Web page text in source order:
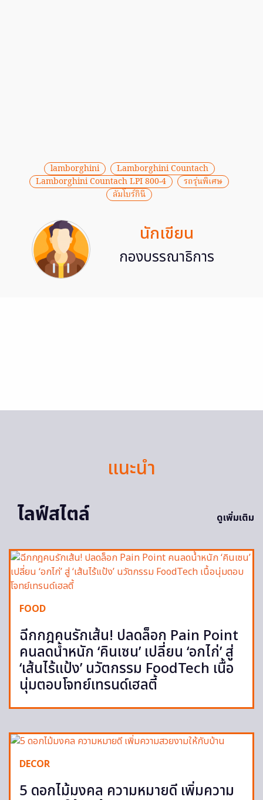
lamborghini
Lamborghini Countach
Lamborghini Countach LPI 800-4
รถรุ่นพิเศษ
ลัมโบร์กินี
นักเขียน
กองบรรณาธิการ
แนะนำ
ไลฟ์สไตล์
ดูเพิ่มเติม
FOOD
ฉีกกฎคนรักเส้น! ปลดล็อก Pain Point
คนลดน้ำหนัก ‘คินเซน’ เปลี่ยน ‘อกไก่’ สู่
‘เส้นไร้แป้ง’ นวัตกรรม FoodTech เนื้อ
นุ่มตอบโจทย์เทรนด์เฮลตี้
DECOR
5 ดอกไม้มงคล ความหมายดี เพิ่มความ